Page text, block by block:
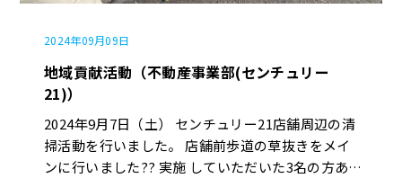
2024年09月09日
地域貢献活動（不動産事業部(センチュリー
21)）
2024年9月7日（土） センチュリー21店舗周辺の清
掃活動を行いました。 店舗前歩道の草抜きをメイ
ンに行いました?️? 実施 していただいた3名の方あり